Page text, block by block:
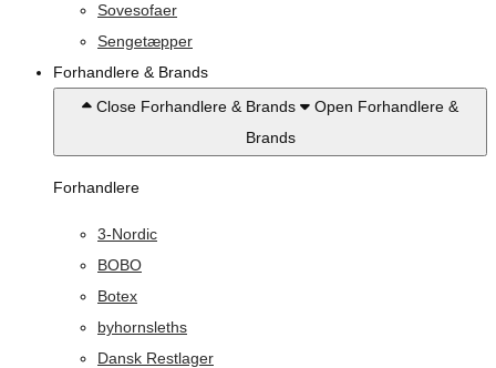
Sovesofaer
Sengetæpper
Forhandlere & Brands
Close Forhandlere & Brands
Open Forhandlere &
Brands
Forhandlere
3-Nordic
BOBO
Botex
byhornsleths
Dansk Restlager